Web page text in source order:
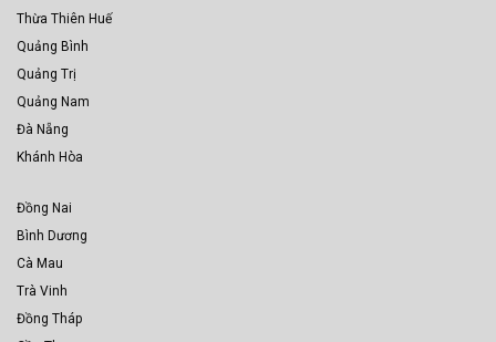
Thừa Thiên Huế
Quảng Bình
Quảng Trị
Quảng Nam
Đà Nẵng
Khánh Hòa
Đồng Nai
Bình Dương
Cà Mau
Trà Vinh
Đồng Tháp